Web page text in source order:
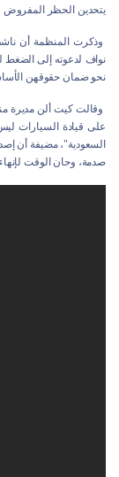
يتحدين الحظر المفروض
وذكرت المنظمة أن
نواف لدعوته إلى الضغط
نحو ضمان حقوقهن
وقالت كيت ألن مديرة
على قيادة السيارات
السعودية"، مضيفة أن
صدمة، وحان الوقت